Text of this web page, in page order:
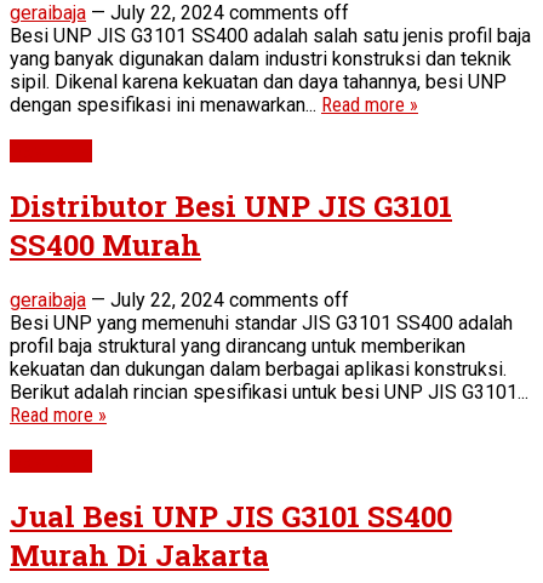
geraibaja — July 22, 2024 comments off
Besi UNP JIS G3101 SS400 adalah salah satu jenis profil baja
yang banyak digunakan dalam industri konstruksi dan teknik
sipil. Dikenal karena kekuatan dan daya tahannya, besi UNP
dengan spesifikasi ini menawarkan... Read more »
Distributor Besi UNP JIS G3101
SS400 Murah
geraibaja — July 22, 2024 comments off
Besi UNP yang memenuhi standar JIS G3101 SS400 adalah
profil baja struktural yang dirancang untuk memberikan
kekuatan dan dukungan dalam berbagai aplikasi konstruksi.
Berikut adalah rincian spesifikasi untuk besi UNP JIS G3101...
Read more »
Jual Besi UNP JIS G3101 SS400
Murah Di Jakarta